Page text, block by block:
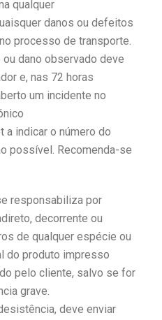
qualquer
danos ou defeitos
processo de transporte.
dano observado deve
e, nas 72 horas
um incidente no
a indicar o número do
possível. Recomenda-se
responsabiliza por
decorrente ou
de qualquer espécie ou
do produto impresso
pelo cliente, salvo se for
grave.
deve enviar